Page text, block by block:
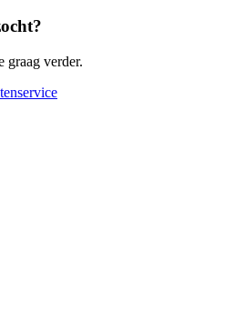
graag verder.